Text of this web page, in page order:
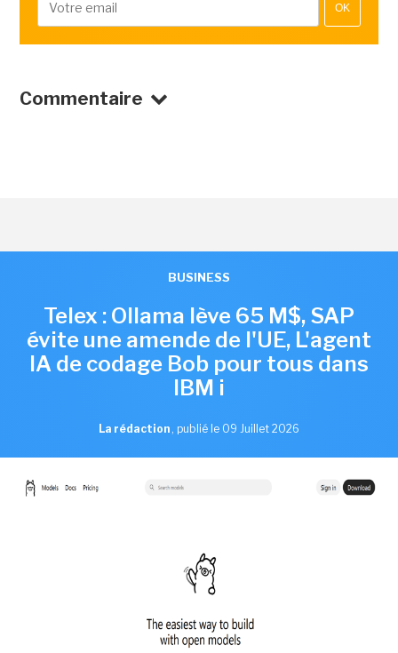
OK
Commentaire
BUSINESS
Telex : Ollama lève 65 M$, SAP
évite une amende de l'UE, L'agent
IA de codage Bob pour tous dans
IBM i
La rédaction , publié le 09 Juillet 2026